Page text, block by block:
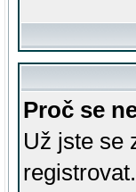
Proč se
Už jste se